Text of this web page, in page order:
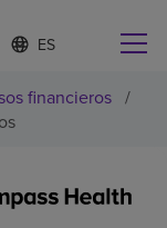
Lista
de
contraída
d
o
m
l
financieros /